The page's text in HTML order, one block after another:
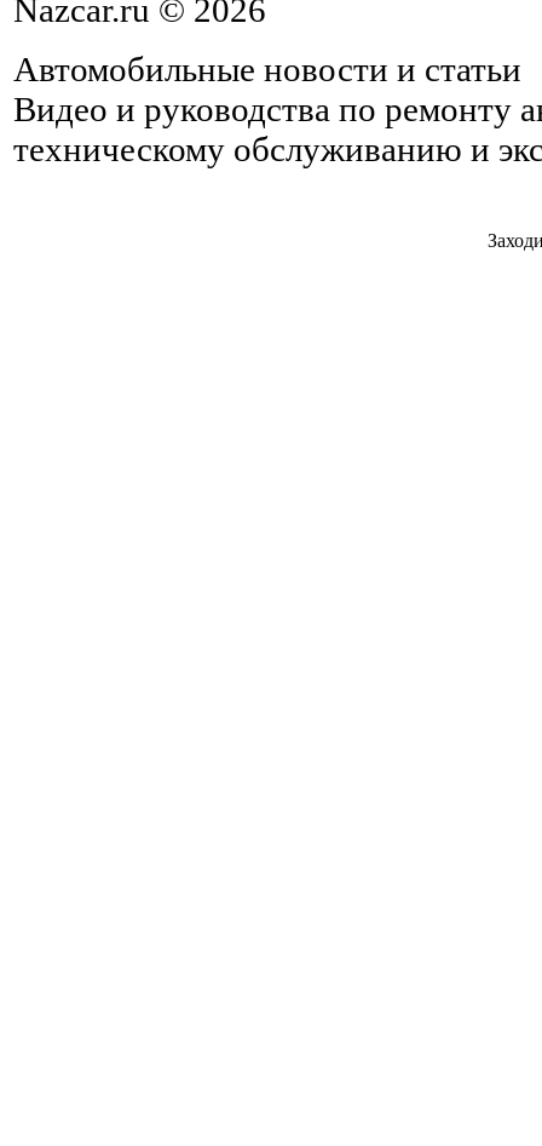
Nazcar.ru © 2026
Автомобильные новости и статьи
Видео и руководства по ремонту
техническому обслуживанию и